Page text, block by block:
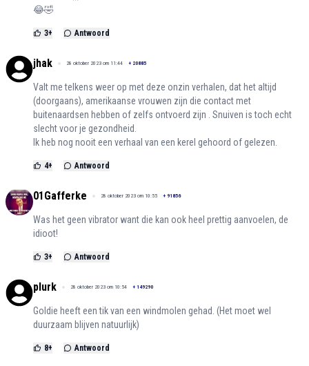
😂🤣
3+ Antwoord
jhak 28 oktober 2023 om 11:44 + 20885
Valt me telkens weer op met deze onzin verhalen, dat het altijd
(doorgaans), amerikaanse vrouwen zijn die contact met
buitenaardsen hebben of zelfs ontvoerd zijn . Snuiven is toch echt
slecht voor je gezondheid.
Ik heb nog nooit een verhaal van een kerel gehoord of gelezen.
4+ Antwoord
01Gafferke 28 oktober 2023 om 10:55 + 91856
Was het geen vibrator want die kan ook heel prettig aanvoelen, de
idioot!
3+ Antwoord
plurk 28 oktober 2023 om 10:54 + 149290
Goldie heeft een tik van een windmolen gehad. (Het moet wel
duurzaam blijven natuurlijk)
8+ Antwoord